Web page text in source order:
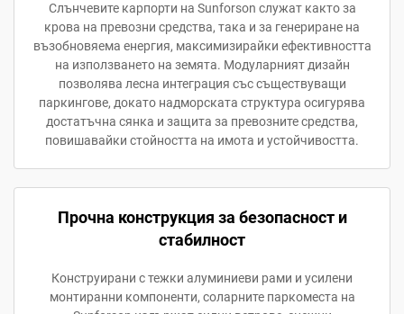
Слънчевите карпорти на Sunforson служат както за
крова на превозни средства, така и за генериране на
възобновяема енергия, максимизирайки ефективността
на използването на земята. Модуларният дизайн
позволява лесна интеграция със съществуващи
паркингове, докато надморската структура осигурява
достатъчна сянка и защита за превозните средства,
повишавайки стойността на имота и устойчивостта.
Прочна конструкция за безопасност и
стабилност
Конструирани с тежки алуминиеви рами и усилени
монтиранни компоненти, соларните паркоместа на